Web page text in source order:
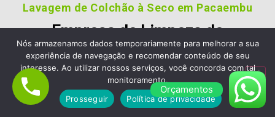
Lavagem de Colchão à Seco em Pacaembu
Empresa de Limpeza de
Colchão em Pacaembu,
Escolha a Limpa Clean
Limpeza de Estofados e Sofá
Nossos clientes são fiéis pois gostara dos nossos
Orçamentos
Nós armazenamos dados temporariamente para melhorar a sua
experiência de navegação e recomendar conteúdo de seu
interesse. Ao utilizar nossos serviços, você concorda com tal
monitoramento.
Prosseguir
Política de privacidade